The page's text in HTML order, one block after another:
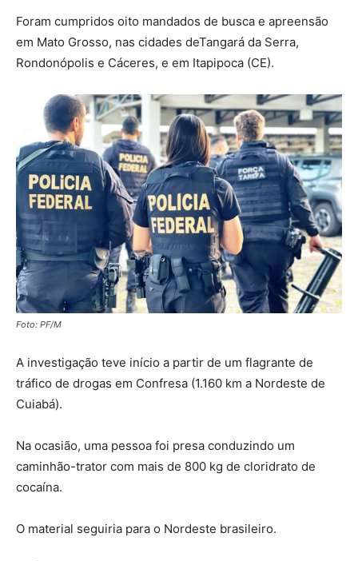
Foram cumpridos oito mandados de busca e apreensão
em Mato Grosso, nas cidades deTangará da Serra,
Rondonópolis e Cáceres, e em Itapipoca (CE).
Foto: PF/M
A investigação teve início a partir de um flagrante de
tráfico de drogas em Confresa (1.160 km a Nordeste de
Cuiabá).
Na ocasião, uma pessoa foi presa conduzindo um
caminhão-trator com mais de 800 kg de cloridrato de
cocaína.
O material seguiria para o Nordeste brasileiro.